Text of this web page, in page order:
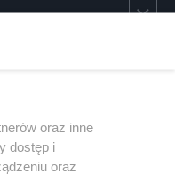
oraz inne
dostęp i
oraz